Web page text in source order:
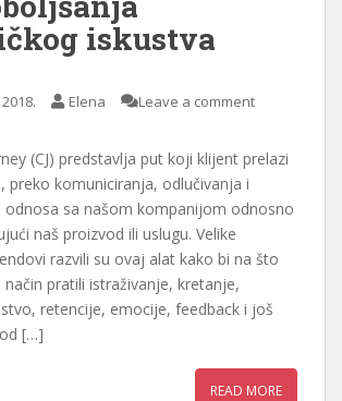
iskustva
Elena Leave a comment
(CJ) predstavlja put koji klijent prelazi
preko komuniciranja, odlučivanja i
odnosa sa našom kompanijom odnosno
naš proizvod ili uslugu. Velike
razvili su ovaj alat kako bi na što
pratili istraživanje, kretanje,
retencije, emocije, feedback i još
[…]
READ MORE